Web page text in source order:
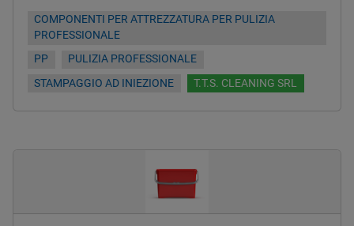
COMPONENTI PER ATTREZZATURA PER PULIZIA
PROFESSIONALE
PP
PULIZIA PROFESSIONALE
STAMPAGGIO AD INIEZIONE
T.T.S. CLEANING SRL